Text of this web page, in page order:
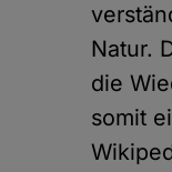
Natur.
die
somit